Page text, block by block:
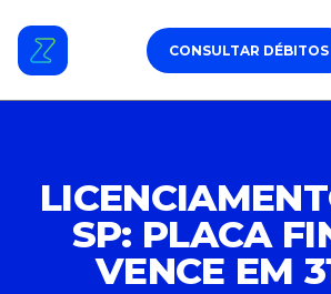
CONSULTAR DÉBITOS
DÉBITOS VEICULARES
TAG DE PEDÁGIO
SP: PLACA
VENCE EM